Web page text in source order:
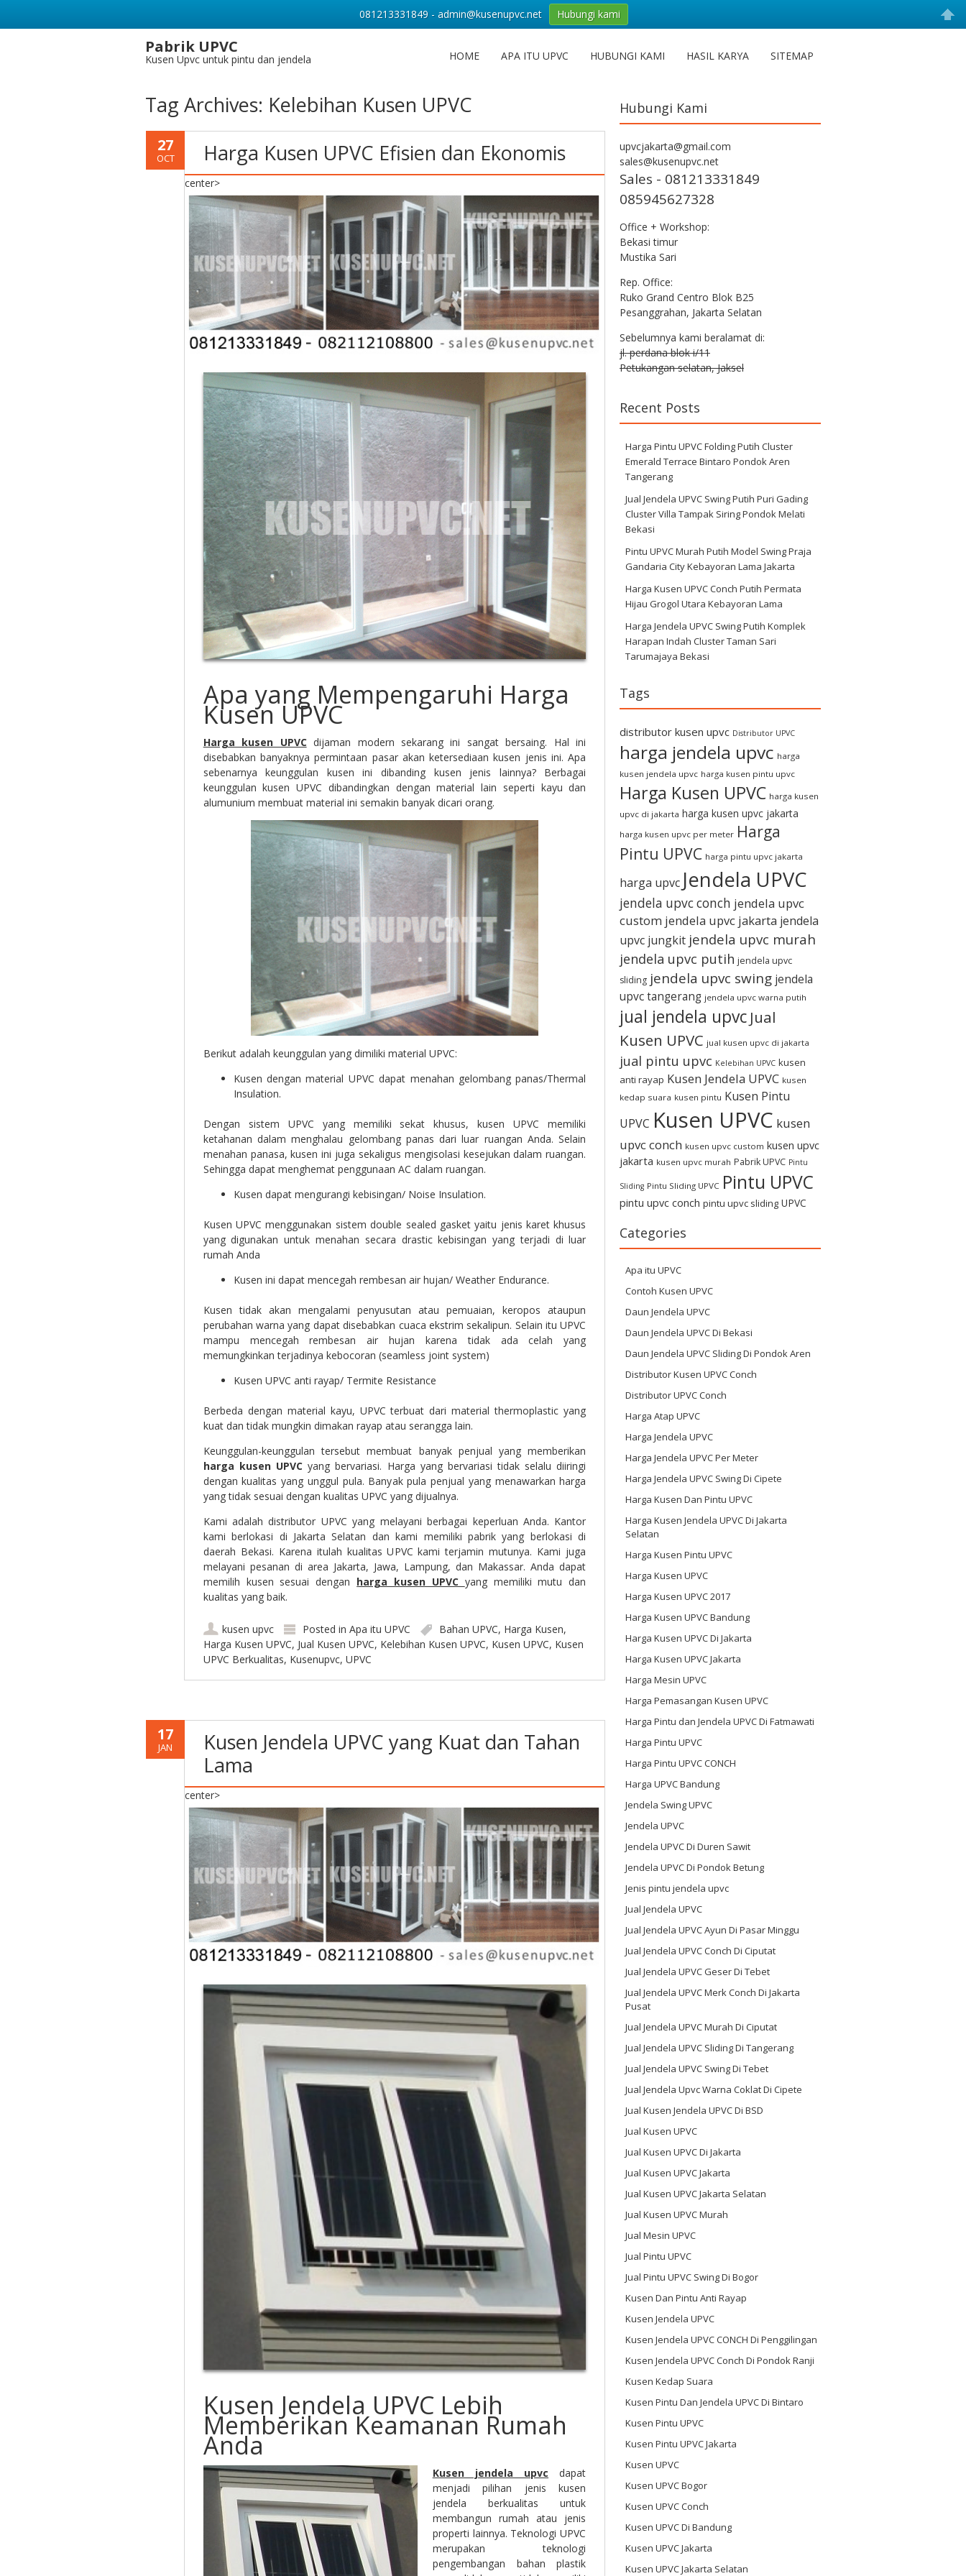
Pabrik UPVC
Kusen Upvc untuk pintu dan jendela HOME APA ITU UPVC HUBUNGI KAMI HASIL KARYA SITEMAP
Tag Archives: Kelebihan Kusen UPVC
27
OCT Harga Kusen UPVC Efisien dan Ekonomis
center>
Apa yang Mempengaruhi Harga
Kusen UPVC
Harga kusen UPVCdijaman modern sekarang ini sangat bersaing. Hal ini
disebabkan banyaknya permintaan pasar akan ketersediaan kusen jenis ini. Apa
sebenarnya keunggulan kusen ini dibanding kusen jenis lainnya? Berbagai
keunggulan kusen UPVC dibandingkan dengan material lain seperti kayu dan
alumunium membuat material ini semakin banyak dicari orang.
Berikut adalah keunggulan yang dimiliki material UPVC:
Kusen dengan material UPVC dapat menahan gelombang panas/Thermal
Insulation.
Dengan sistem UPVC yang memiliki sekat khusus, kusen UPVC memiliki
ketahanan dalam menghalau gelombang panas dari luar ruangan Anda. Selain
menahan panasa, kusen ini juga sekaligus mengisolasi kesejukan dalam ruangan.
Sehingga dapat menghemat penggunaan AC dalam ruangan.
Kusen dapat mengurangi kebisingan/ Noise Insulation.
Kusen UPVC menggunakan sistem double sealed gasket yaitu jenis karet khusus
yang digunakan untuk menahan secara drastic kebisingan yang terjadi di luar
rumah Anda
Kusen ini dapat mencegah rembesan air hujan/ Weather Endurance.
Kusen tidak akan mengalami penyusutan atau pemuaian, keropos ataupun
perubahan warna yang dapat disebabkan cuaca ekstrim sekalipun. Selain itu UPVC
mampu mencegah rembesan air hujan karena tidak ada celah yang
memungkinkan terjadinya kebocoran (seamless joint system)
Kusen UPVC anti rayap/ Termite Resistance
Berbeda dengan material kayu, UPVC terbuat dari material thermoplastic yang
kuat dan tidak mungkin dimakan rayap atau serangga lain.
Keunggulan-keunggulan tersebut membuat banyak penjual yang memberikan
harga kusen UPVC yang bervariasi. Harga yang bervariasi tidak selalu diiringi
dengan kualitas yang unggul pula. Banyak pula penjual yang menawarkan harga
yang tidak sesuai dengan kualitas UPVC yang dijualnya.
Kami adalah distributor UPVC yang melayani berbagai keperluan Anda. Kantor
kami berlokasi di Jakarta Selatan dan kami memiliki pabrik yang berlokasi di
daerah Bekasi. Karena itulah kualitas UPVC kami terjamin mutunya. Kami juga
melayani pesanan di area Jakarta, Jawa, Lampung, dan Makassar. Anda dapat
memilih kusen sesuai dengan harga kusen UPVC yang memiliki mutu dan
kualitas yang baik.
kusen upvc Posted in Apa itu UPVC Bahan UPVC, Harga Kusen,
Harga Kusen UPVC, Jual Kusen UPVC, Kelebihan Kusen UPVC, Kusen UPVC, Kusen
UPVC Berkualitas, Kusenupvc, UPVC
17
JAN
Kusen Jendela UPVC yang Kuat dan Tahan
Lama
center>
Kusen Jendela UPVC Lebih
Memberikan Keamanan Rumah
Anda
Kusen jendela upvc dapat
menjadi pilihan jenis kusen
jendela berkualitas untuk
membangun rumah atau jenis
properti lainnya. Teknologi UPVC
merupakan teknologi
pengembangan bahan plastik
Hubungi Kami
upvcjakarta@gmail.com
sales@kusenupvc.net
Sales - 081213331849
085945627328
Office + Workshop:
Bekasi timur
Mustika Sari
Rep. Office:
Ruko Grand Centro Blok B25
Pesanggrahan, Jakarta Selatan
Sebelumnya kami beralamat di:
jl. perdana blok i/11
Petukangan selatan, Jaksel
Recent Posts
Harga Pintu UPVC Folding Putih Cluster
Emerald Terrace Bintaro Pondok Aren
Tangerang
Jual Jendela UPVC Swing Putih Puri Gading
Cluster Villa Tampak Siring Pondok Melati
Bekasi
Pintu UPVC Murah Putih Model Swing Praja
Gandaria City Kebayoran Lama Jakarta
Harga Kusen UPVC Conch Putih Permata
Hijau Grogol Utara Kebayoran Lama
Harga Jendela UPVC Swing Putih Komplek
Harapan Indah Cluster Taman Sari
Tarumajaya Bekasi
Tags
distributor kusen upvc Distributor UPVC
harga jendela upvc harga
kusen jendela upvc harga kusen pintu upvc
Harga Kusen UPVC harga kusen
upvc di jakarta harga kusen upvc jakarta
harga kusen upvc per meter Harga
Pintu UPVC harga pintu upvc jakarta
harga upvc Jendela UPVC
jendela upvc conch jendela upvc
custom jendela upvc jakarta jendela
upvc jungkit jendela upvc murah
jendela upvc putih jendela upvc
sliding jendela upvc swing jendela
upvc tangerang jendela upvc warna putih
jual jendela upvc Jual
Kusen UPVC jual kusen upvc di jakarta
jual pintu upvc Kelebihan UPVC kusen
anti rayap Kusen Jendela UPVC kusen
kedap suara kusen pintu Kusen Pintu
UPVC Kusen UPVC kusen
upvc conch kusen upvc custom kusen upvc
jakarta kusen upvc murah Pabrik UPVC Pintu
Sliding Pintu Sliding UPVC Pintu UPVC
pintu upvc conch pintu upvc sliding UPVC
Categories
Apa itu UPVC
Contoh Kusen UPVC
Daun Jendela UPVC
Daun Jendela UPVC Di Bekasi
Daun Jendela UPVC Sliding Di Pondok Aren
Distributor Kusen UPVC Conch
Distributor UPVC Conch
Harga Atap UPVC
Harga Jendela UPVC
Harga Jendela UPVC Per Meter
Harga Jendela UPVC Swing Di Cipete
Harga Kusen Dan Pintu UPVC
Harga Kusen Jendela UPVC Di Jakarta
Selatan
Harga Kusen Pintu UPVC
Harga Kusen UPVC
Harga Kusen UPVC 2017
Harga Kusen UPVC Bandung
Harga Kusen UPVC Di Jakarta
Harga Kusen UPVC Jakarta
Harga Mesin UPVC
Harga Pemasangan Kusen UPVC
Harga Pintu dan Jendela UPVC Di Fatmawati
Harga Pintu UPVC
Harga Pintu UPVC CONCH
Harga UPVC Bandung
Jendela Swing UPVC
Jendela UPVC
Jendela UPVC Di Duren Sawit
Jendela UPVC Di Pondok Betung
Jenis pintu jendela upvc
Jual Jendela UPVC
Jual Jendela UPVC Ayun Di Pasar Minggu
Jual Jendela UPVC Conch Di Ciputat
Jual Jendela UPVC Geser Di Tebet
Jual Jendela UPVC Merk Conch Di Jakarta
Pusat
Jual Jendela UPVC Murah Di Ciputat
Jual Jendela UPVC Sliding Di Tangerang
Jual Jendela UPVC Swing Di Tebet
Jual Jendela Upvc Warna Coklat Di Cipete
Jual Kusen Jendela UPVC Di BSD
Jual Kusen UPVC
Jual Kusen UPVC Di Jakarta
Jual Kusen UPVC Jakarta
Jual Kusen UPVC Jakarta Selatan
Jual Kusen UPVC Murah
Jual Mesin UPVC
Jual Pintu UPVC
Jual Pintu UPVC Swing Di Bogor
Kusen Dan Pintu Anti Rayap
Kusen Jendela UPVC
Kusen Jendela UPVC CONCH Di Penggilingan
Kusen Jendela UPVC Conch Di Pondok Ranji
Kusen Kedap Suara
Kusen Pintu Dan Jendela UPVC Di Bintaro
Kusen Pintu UPVC
Kusen Pintu UPVC Jakarta
Kusen UPVC
Kusen UPVC Bogor
Kusen UPVC Conch
Kusen UPVC Di Bandung
Kusen UPVC Jakarta
Kusen UPVC Jakarta Selatan
081213331849 - admin@kusenupvc.net Hubungi kami